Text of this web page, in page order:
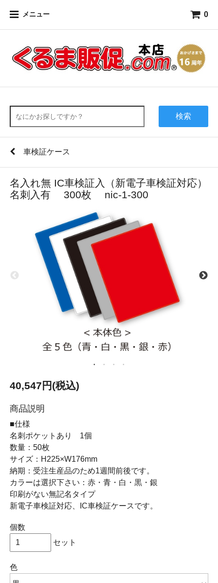
メニュー 0
検索
車検証ケース
名入れ無 IC車検証入（新電子車検証対応）
名刺入有 300枚 nic-1-300
40,547円(税込)
商品説明
■仕様
名刺ポケットあり 1個
数量：50枚
サイズ：H225×W176mm
納期：受注生産品のため1週間前後です。
カラーは選択下さい：赤・青・白・黒・銀
印刷がない無記名タイプ
新電子車検証対応、IC車検証ケースです。
個数
セット
色